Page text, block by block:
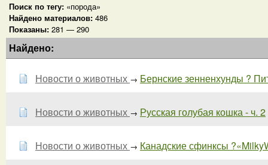
Поиск по тегу: «порода»
Найдено материалов: 486
Показаны: 281 — 290
Найдено:
Новости о животных → Бернские зенненхунды ?
Новости о животных → Русская голубая кошка - ч. 2
Новости о животных → Канадские сфинксы